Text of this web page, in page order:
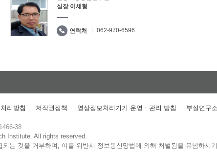
실장 이세형
연락처 062-970-6596
리방침 저작권정책 영상정보처리기기 운영ㆍ관리 방침 부설연구
1466-38
Institute.All rights reserved.
는 것을 거부하며, 이를 위반시 정보통신망법에 의해 처벌됨을 유념하시